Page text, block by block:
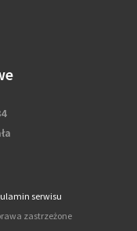
serwisu
zastrzeżone